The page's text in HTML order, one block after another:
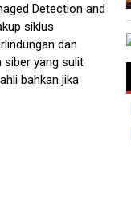
Detection and
siklus
dan
siber yang sulit
bahkan jika